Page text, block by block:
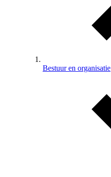
Bestuur en organisatie